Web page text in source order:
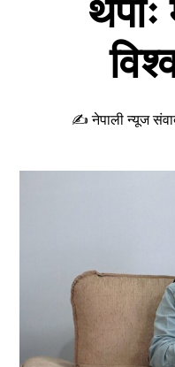
थपौः
✍ नेपाली न्यूज